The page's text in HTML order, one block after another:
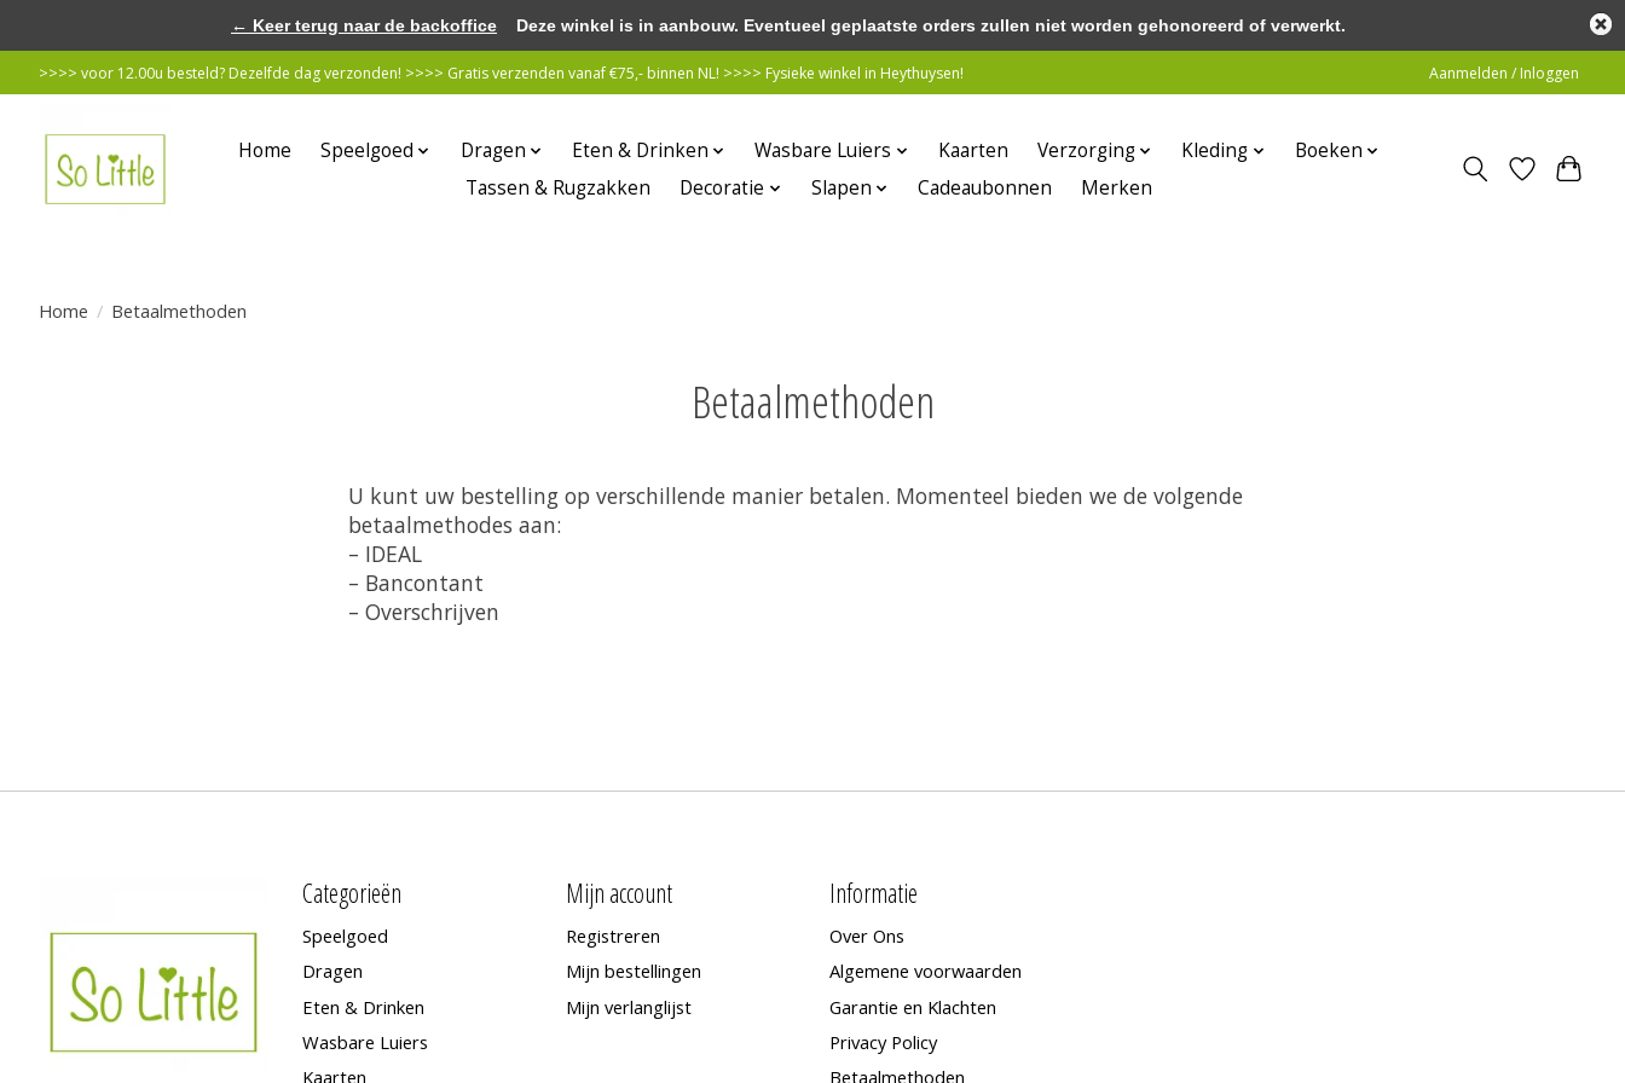
>>>> voor 12.00u besteld? Dezelfde dag verzonden! >>>> Gratis verzenden vanaf €75,- binnen NL! >>>> Fysieke winkel in Heythuysen! Aanmelden / Inloggen
Home Speelgoed Dragen Eten & Drinken Wasbare Luiers Kaarten Verzorging Kleding
Boeken
Tassen & Rugzakken
Decoratie Slapen Cadeaubonnen Merken
Home / Betaalmethoden
Betaalmethoden
U kunt uw bestelling op verschillende manier betalen. Momenteel bieden we de volgende
betaalmethodes aan:
– IDEAL
– Bancontant
– Overschrijven
Categorieën
Speelgoed
Dragen
Eten & Drinken
Wasbare Luiers
Kaarten
Mijn account
Registreren
Mijn bestellingen
Mijn verlanglijst
Informatie
Over Ons
Algemene voorwaarden
Garantie en Klachten
Privacy Policy
Betaalmethoden
← Keer terug naar de backoffice Deze winkel is in aanbouw. Eventueel geplaatste orders zullen niet worden gehonoreerd of verwerkt.